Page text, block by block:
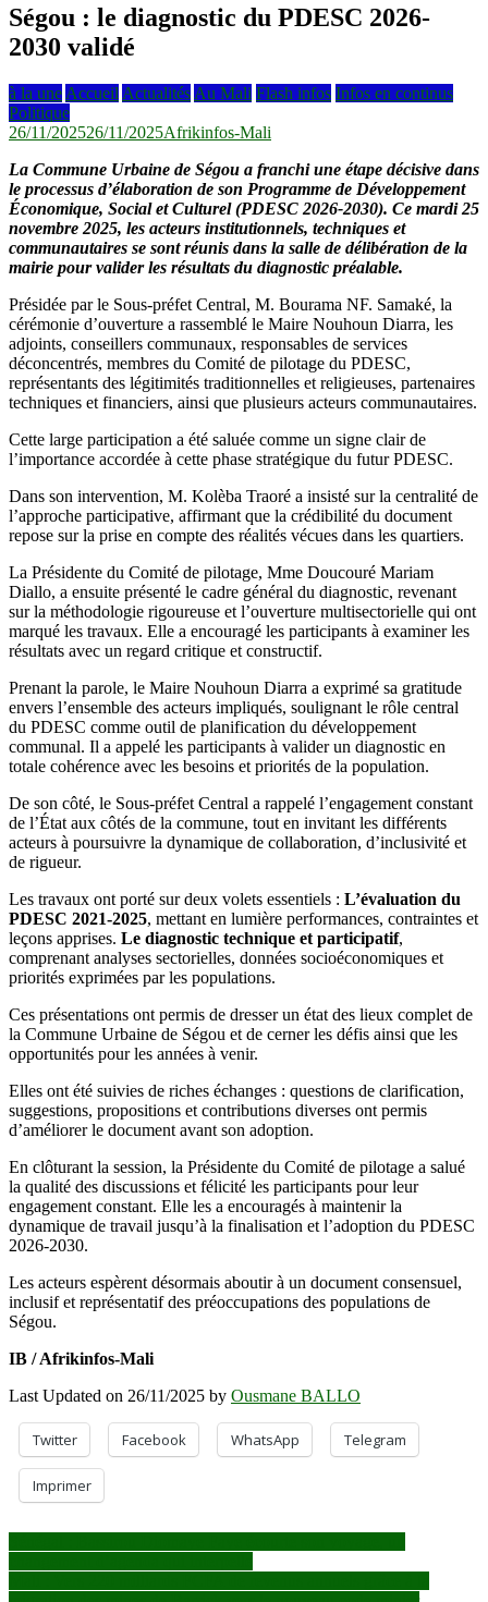
Ségou : le diagnostic du PDESC 2026-
2030 validé
à la une Accueil Actualités Au Mali Flash infos Infos en continus
Politique
26/11/202526/11/2025Afrikinfos-Mali
La Commune Urbaine de Ségou a franchi une étape décisive dans
le processus d’élaboration de son Programme de Développement
Économique, Social et Culturel (PDESC 2026-2030). Ce mardi 25
novembre 2025, les acteurs institutionnels, techniques et
communautaires se sont réunis dans la salle de délibération de la
mairie pour valider les résultats du diagnostic préalable.
Présidée par le Sous-préfet Central, M. Bourama NF. Samaké, la
cérémonie d’ouverture a rassemblé le Maire Nouhoun Diarra, les
adjoints, conseillers communaux, responsables de services
déconcentrés, membres du Comité de pilotage du PDESC,
représentants des légitimités traditionnelles et religieuses, partenaires
techniques et financiers, ainsi que plusieurs acteurs communautaires.
Cette large participation a été saluée comme un signe clair de
l’importance accordée à cette phase stratégique du futur PDESC.
Dans son intervention, M. Kolèba Traoré a insisté sur la centralité de
l’approche participative, affirmant que la crédibilité du document
repose sur la prise en compte des réalités vécues dans les quartiers.
La Présidente du Comité de pilotage, Mme Doucouré Mariam
Diallo, a ensuite présenté le cadre général du diagnostic, revenant
sur la méthodologie rigoureuse et l’ouverture multisectorielle qui ont
marqué les travaux. Elle a encouragé les participants à examiner les
résultats avec un regard critique et constructif.
Prenant la parole, le Maire Nouhoun Diarra a exprimé sa gratitude
envers l’ensemble des acteurs impliqués, soulignant le rôle central
du PDESC comme outil de planification du développement
communal. Il a appelé les participants à valider un diagnostic en
totale cohérence avec les besoins et priorités de la population.
De son côté, le Sous-préfet Central a rappelé l’engagement constant
de l’État aux côtés de la commune, tout en invitant les différents
acteurs à poursuivre la dynamique de collaboration, d’inclusivité et
de rigueur.
Les travaux ont porté sur deux volets essentiels : L’évaluation du
PDESC 2021-2025, mettant en lumière performances, contraintes et
leçons apprises. Le diagnostic technique et participatif,
comprenant analyses sectorielles, données socioéconomiques et
priorités exprimées par les populations.
Ces présentations ont permis de dresser un état des lieux complet de
la Commune Urbaine de Ségou et de cerner les défis ainsi que les
opportunités pour les années à venir.
Elles ont été suivies de riches échanges : questions de clarification,
suggestions, propositions et contributions diverses ont permis
d’améliorer le document avant son adoption.
En clôturant la session, la Présidente du Comité de pilotage a salué
la qualité des discussions et félicité les participants pour leur
engagement constant. Elle les a encouragés à maintenir la
dynamique de travail jusqu’à la finalisation et l’adoption du PDESC
2026-2030.
Les acteurs espèrent désormais aboutir à un document consensuel,
inclusif et représentatif des préoccupations des populations de
Ségou.
IB / Afrikinfos-Mali
Last Updated on 26/11/2025 by Ousmane BALLO
Twitter Facebook WhatsApp Telegram
Imprimer
Navigation
de